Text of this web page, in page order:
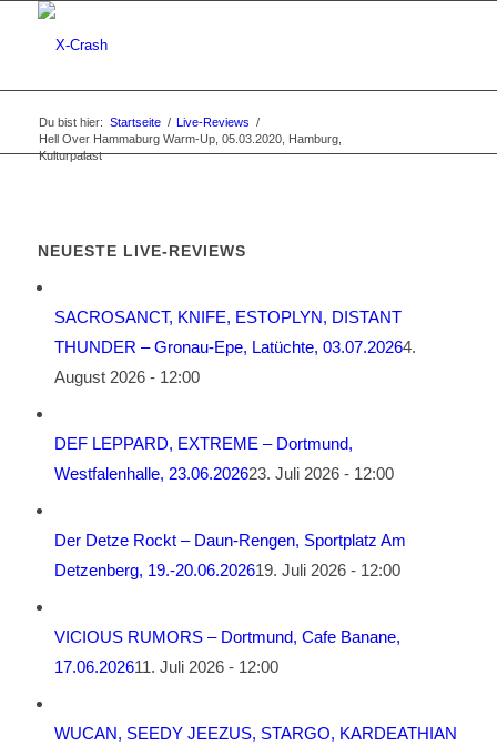
Du bist hier: Startseite / Live-Reviews /
Hell Over Hammaburg Warm-Up, 05.03.2020, Hamburg,
Kulturpalast
NEUESTE LIVE-REVIEWS
SACROSANCT, KNIFE, ESTOPLYN, DISTANT
THUNDER – Gronau-Epe, Latüchte, 03.07.20264.
August 2026 - 12:00
DEF LEPPARD, EXTREME – Dortmund,
Westfalenhalle, 23.06.202623. Juli 2026 - 12:00
Der Detze Rockt – Daun-Rengen, Sportplatz Am
Detzenberg, 19.-20.06.202619. Juli 2026 - 12:00
VICIOUS RUMORS – Dortmund, Cafe Banane,
17.06.202611. Juli 2026 - 12:00
WUCAN, SEEDY JEEZUS, STARGO, KARDEATHIAN